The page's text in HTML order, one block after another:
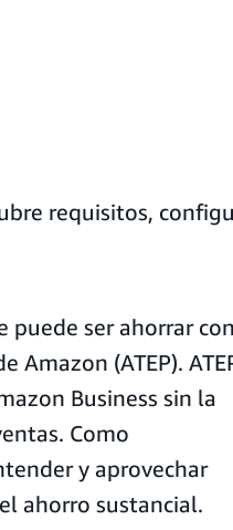
requisitos,
puede ser ahorrar con
Amazon (ATEP).
Business sin la
Como
y aprovechar
ahorro sustancial.